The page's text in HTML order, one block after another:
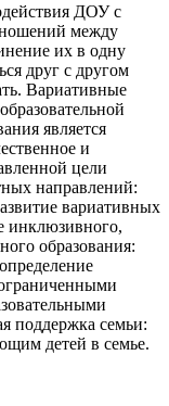
ДОУ с
между
их в одну
друг с другом
Вариативные
является
и
цели
направлений:
вариативных
инклюзивного,
образования:
поддержка семьи:
детей в семье.